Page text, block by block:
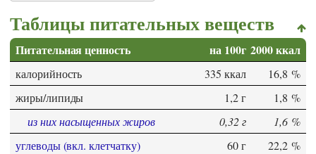
Таблицы питательных веществ
Питательная ценность на 100г 2000 ккал
калорийность 335 ккал
16,8 %
жиры/липиды
1,2 г
1,8 %
из них насыщенных жиров
0,32 г
1,6 %
углеводы (вкл. клетчатку)
60 г
22,2 %